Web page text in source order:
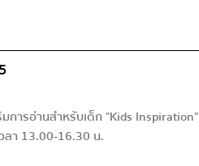
รอ่านสำหรับเด็ก "Kids
ลา 13.00-16.30 น.